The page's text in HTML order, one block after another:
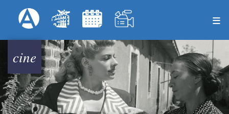
al
principal
Menú Superior
cine